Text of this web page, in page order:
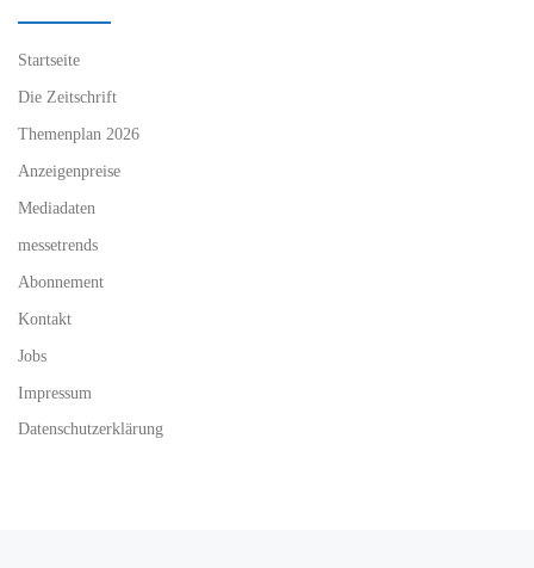
Startseite
Die Zeitschrift
Themenplan 2026
Anzeigenpreise
Mediadaten
messetrends
Abonnement
Kontakt
Jobs
Impressum
Datenschutzerklärung